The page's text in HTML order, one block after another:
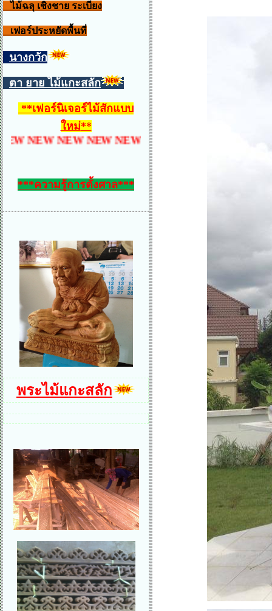
ไม้ฉลุ เชิงชาย ระเบียง
เฟอร์ประหยัดพื้นที่
นางกวัก
ตา ยาย ไม้แกะสลัก
**เฟอร์นิเจอร์ไม้สักแบบ
ใหม่**
NEW NEW NEW NEW NEW NEW NEW NEW
***ความรู้การตั้งศาล***
พระไม้แกะสลัก